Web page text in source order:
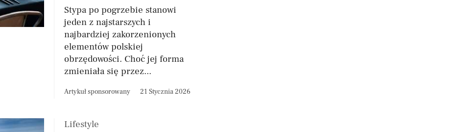
Stypa po pogrzebie stanowi
jeden z najstarszych i
najbardziej zakorzenionych
elementów polskiej
obrzędowości. Choć jej forma
zmieniała się przez...
Artykuł sponsorowany 21 Stycznia 2026
Lifestyle